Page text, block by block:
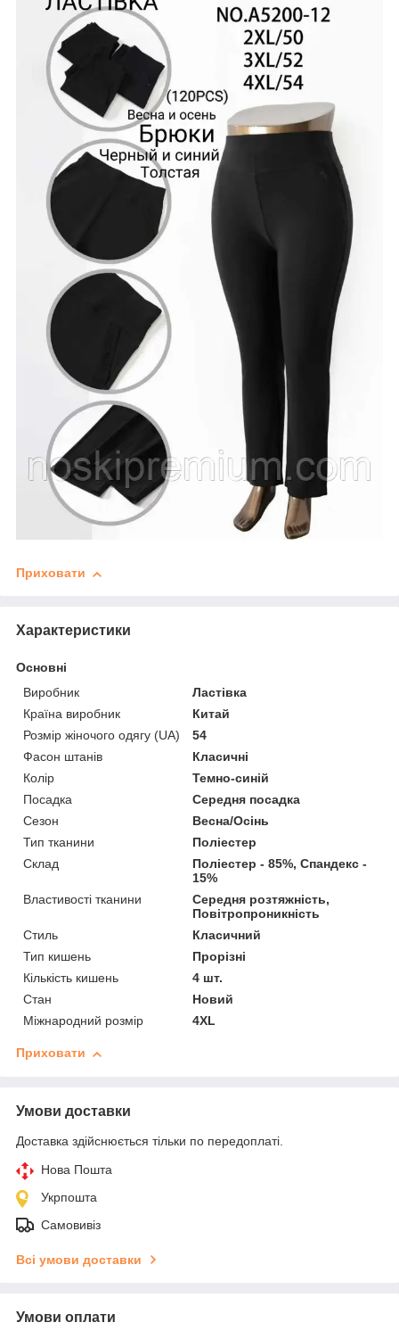
Приховати
Характеристики
Основні
Виробник
Ластівка
Країна виробник
Китай
Розмір жіночого одягу (UA)
54
Фасон штанів
Класичні
Колір
Темно-синій
Посадка
Середня посадка
Сезон
Весна/Осінь
Тип тканини
Поліестер
Склад
Поліестер - 85%, Спандекс -
15%
Властивості тканини
Середня розтяжність,
Повітропроникність
Стиль
Класичний
Тип кишень
Прорізні
Кількість кишень
4 шт.
Стан
Новий
Міжнародний розмір
4XL
Приховати
Умови доставки
Доставка здійснюється тільки по передоплаті.
Нова Пошта
Укрпошта
Самовивіз
Всі умови доставки
Умови оплати